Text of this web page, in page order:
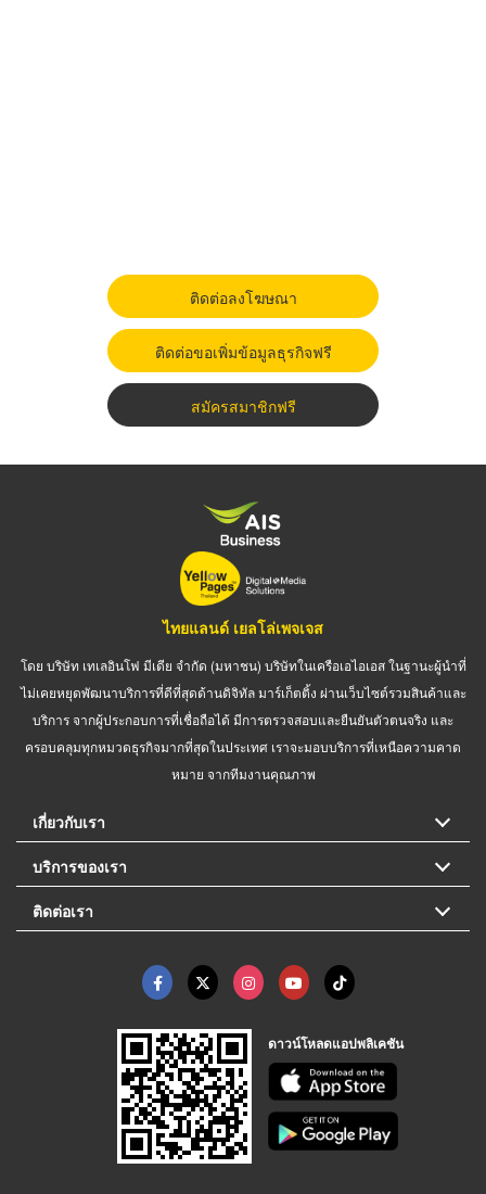
ติดต่อลงโฆษณา
ติดต่อขอเพิ่มข้อมูลธุรกิจฟรี
สมัครสมาชิกฟรี
ไทยแลนด์ เยลโล่เพจเจส
โดย บริษัท เทเลอินโฟ มีเดีย จำกัด (มหาชน) บริษัทในเครือเอไอเอส ในฐานะผู้นำที่
ไม่เคยหยุดพัฒนาบริการที่ดีที่สุดด้านดิจิทัล มาร์เก็ตติ้ง ผ่านเว็บไซต์รวมสินค้าและ
บริการ จากผู้ประกอบการที่เชื่อถือได้ มีการตรวจสอบและยืนยันตัวตนจริง และ
ครอบคลุมทุกหมวดธุรกิจมากที่สุดในประเทศ เราจะมอบบริการที่เหนือความคาด
หมาย จากทีมงานคุณภาพ
เกี่ยวกับเรา
บริการของเรา
ติดต่อเรา
ดาวน์โหลดแอปพลิเคชัน